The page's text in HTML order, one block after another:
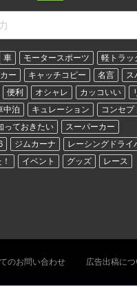
車 モータースポーツ
軽トラッ
ー キャッチコピー 名言
ス
便利 オシャレ カッコいい
中泊 キュレーション
コンセプ
っておきたい
スーパーカー
ジムカーナ
レーシングドライ
イベント グッズ レース
のお問い合わせ 広告出稿に